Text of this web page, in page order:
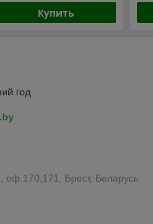
Купить
год
оф.170,171, Брест, Беларусь